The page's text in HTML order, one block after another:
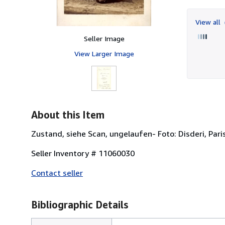
Seller Image
View Larger Image
View all
About this Item
Zustand, siehe Scan, ungelaufen- Foto: Disderi,
Seller Inventory # 11060030
Contact seller
Bibliographic Details